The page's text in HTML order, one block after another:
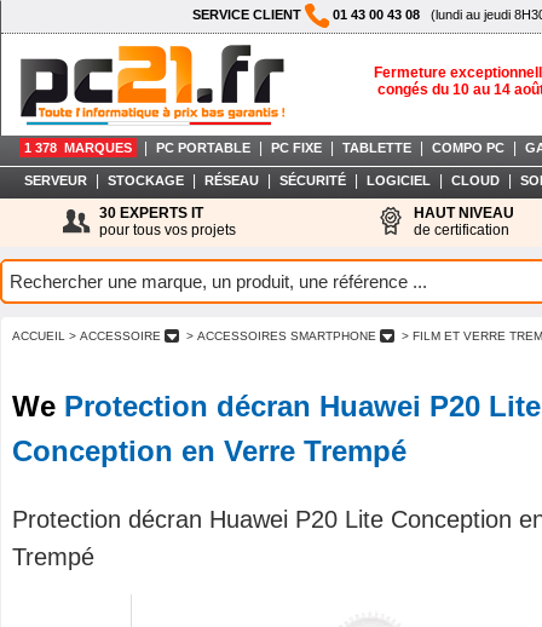
SERVICE CLIENT 01 43 00 43 08 (lundi au jeudi
Fermeture
congés du 10 au 14
1 378 MARQUES PC PORTABLE PC FIXE TABLETTE COMPO PC
SERVEUR STOCKAGE RÉSEAU SÉCURITÉ LOGICIEL CLOUD
30 EXPERTS IT
pour tous vos projets
HAUT NIVEAU
de certification
ACCUEIL > ACCESSOIRE > ACCESSOIRES SMARTPHONE > FILM ET VERRE
We Protection décran Huawei P20 Lite
Conception en Verre Trempé
Protection décran Huawei P20 Lite Conception
Trempé